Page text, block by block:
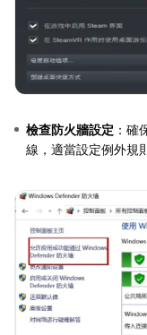
檢查防火牆設定 ：確
線，適當設定例外規